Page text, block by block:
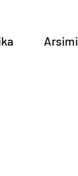
Arsimi